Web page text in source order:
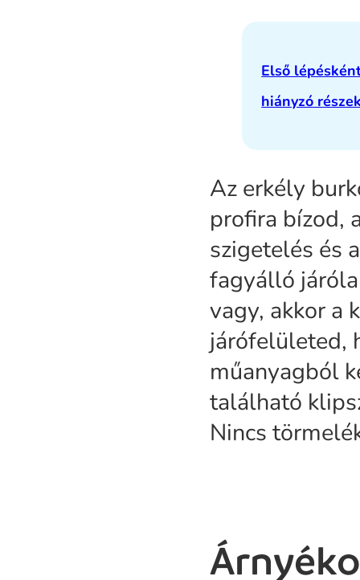
Első
hiányzó
Az erkély
profira bízod,
szigetelés és
fagyálló
vagy, akkor a
járófelületed,
műanyagból
található
Nincs